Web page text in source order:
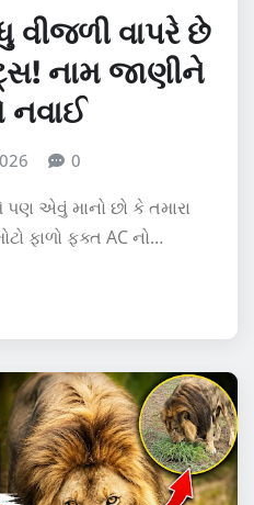
વીજળી વાપરે છે
નામ જાણીને
0
પણ એવું માનો છો કે તમારા
ફાળો ફક્ત AC નો…